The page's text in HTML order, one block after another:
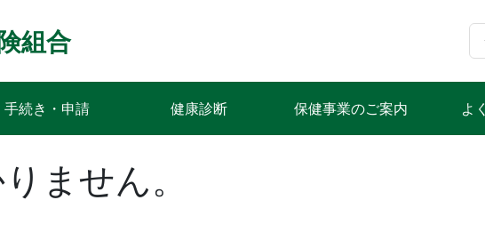
組合
手続き・申請 健康診断 保健事業のご案内 よ
ません。